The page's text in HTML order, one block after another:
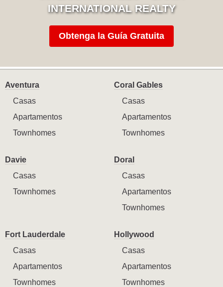
INTERNATIONAL REALTY
Obtenga la Guía Gratuita
Aventura
Casas
Apartamentos
Townhomes
Coral Gables
Casas
Apartamentos
Townhomes
Davie
Casas
Townhomes
Doral
Casas
Apartamentos
Townhomes
Fort Lauderdale
Casas
Apartamentos
Townhomes
Hollywood
Casas
Apartamentos
Townhomes